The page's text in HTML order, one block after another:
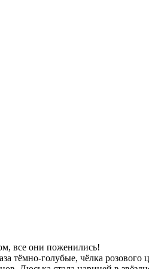
все они поженились!
тёмно-голубые, чёлка